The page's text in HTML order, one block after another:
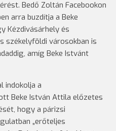
Bedő Zoltán Facebookon
arra buzdítja a Beke
Kézdivásárhely és
székelyföldi városokban is
amíg Beke Istvánt
indokolja a
Beke István Attila előzetes
hogy a párizsi
„erőteljes